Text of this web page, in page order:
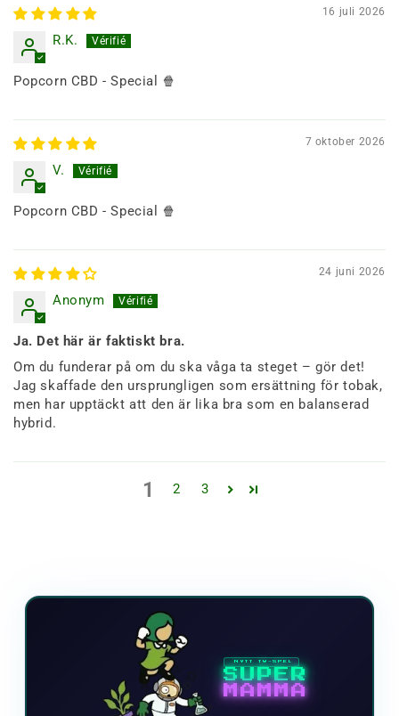
16 juli 2026
R.K.
Popcorn CBD - Special 🍿
7 oktober 2026
V.
Popcorn CBD - Special 🍿
24 juni 2026
Anonym
Ja. Det här är faktiskt bra.
Om du funderar på om du ska våga ta steget – gör det!
Jag skaffade den ursprungligen som ersättning för tobak,
men har upptäckt att den är lika bra som en balanserad
hybrid.
1 2 3
NYTT TV-SPEL
SUPER
MAMMA